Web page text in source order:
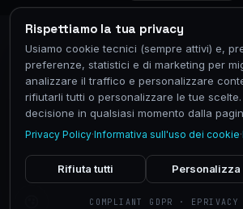
Rispettiamo la tua privacy
Usiamo cookie tecnici (sempre attivi) e,
preferenze, statistici e di marketing per
analizzare il traffico e personalizzare
rifiutarli tutti o personalizzare le tue
decisione in qualsiasi momento dalla
Privacy Policy·Informativa sull'uso dei cookie·
Rifiuta tutti Personalizza
COMPLIANT GDPR ·